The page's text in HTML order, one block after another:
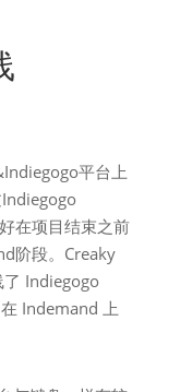
平台上
在项目结束之前
阶段。Creaky
Indiegogo
Indemand 上